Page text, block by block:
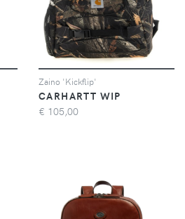
Zaino 'Kickflip'
CARHARTT WIP
€ 105,00